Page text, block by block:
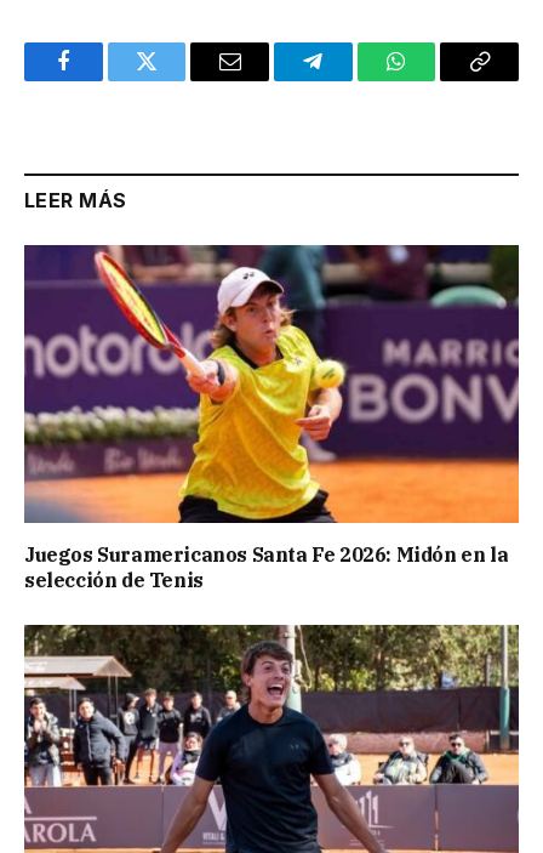
FacebookTwitter Email TelegramWhatsAppCopy
LEER MÁS
Juegos Suramericanos Santa Fe 2026: Midón en la
selección de Tenis